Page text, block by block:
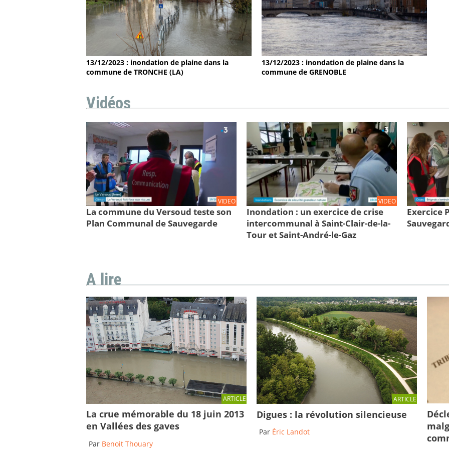
13/12/2023 : inondation de plaine dans la
commune de TRONCHE (LA)
13/12/2023 : inondation de plaine dans la
commune de GRENOBLE
Vidéos
VIDEO
La commune du Versoud teste son
Plan Communal de Sauvegarde
VIDEO
Inondation : un exercice de crise
intercommunal à Saint-Clair-de-la-
Tour et Saint-André-le-Gaz
Exercice
A lire
ARTICLE
La crue mémorable du 18 juin 2013
en Vallées des gaves
Par Benoit Thouary
ARTICLE
Digues : la révolution silencieuse
Par Éric Landot